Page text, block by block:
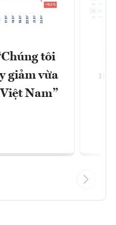
tôi
giảm vừa
Nam”